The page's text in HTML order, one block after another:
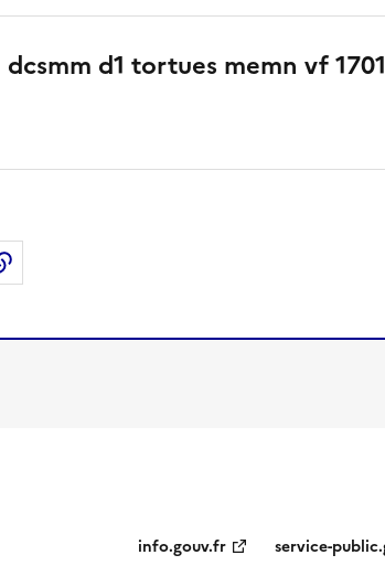
d1 tortues memn vf
par email
info.gouv.fr service-